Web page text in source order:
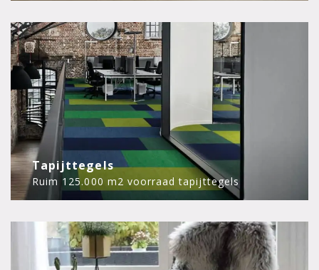
Tapijttegels
Ruim 125.000 m2 voorraad tapijttegels